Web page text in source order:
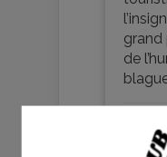
grand
de